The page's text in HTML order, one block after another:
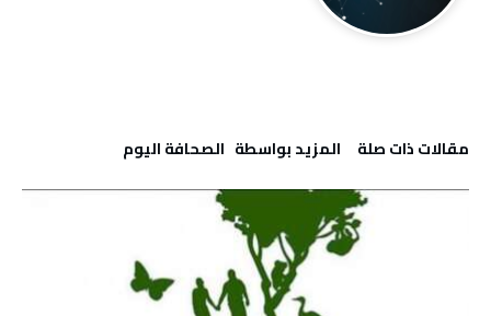
‫مقالات ذات صلة‬ ‫‫المزيد بواسطة‬ ‬ ‭ ‬الصحافة‭ ‬اليوم